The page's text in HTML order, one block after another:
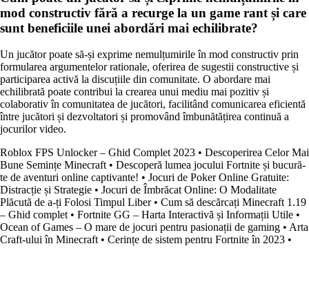
mod constructiv fără a recurge la un game rant și care
sunt beneficiile unei abordări mai echilibrate?
Un jucător poate să-și exprime nemulțumirile în mod constructiv prin
formularea argumentelor rationale, oferirea de sugestii constructive și
participarea activă la discuțiile din comunitate. O abordare mai
echilibrată poate contribui la crearea unui mediu mai pozitiv și
colaborativ în comunitatea de jucători, facilitând comunicarea eficientă
între jucători și dezvoltatori și promovând îmbunătățirea continuă a
jocurilor video.
Roblox FPS Unlocker – Ghid Complet 2023 • Descoperirea Celor Mai
Bune Semințe Minecraft• Descoperă lumea jocului Fortnite și bucură-
te de aventuri online captivante! • Jocuri de Poker Online Gratuite:
Distracție și Strategie • Jocuri de Îmbrăcat Online: O Modalitate
Plăcută de a-ți Folosi Timpul Liber• Cum să descărcați Minecraft 1.19
– Ghid complet• Fortnite GG – Harta Interactivă și Informații Utile •
Ocean of Games – O mare de jocuri pentru pasionații de gaming • Arta
Craft-ului în Minecraft• Cerințe de sistem pentru Fortnite în 2023 •